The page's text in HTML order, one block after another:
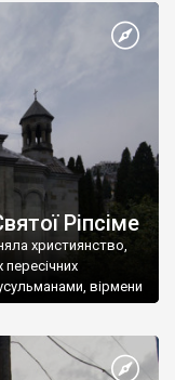
християнином.
Таврійського
Ріпсіме
християнство,
вірмени